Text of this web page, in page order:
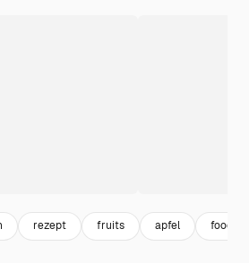
rezept fruits apfel food